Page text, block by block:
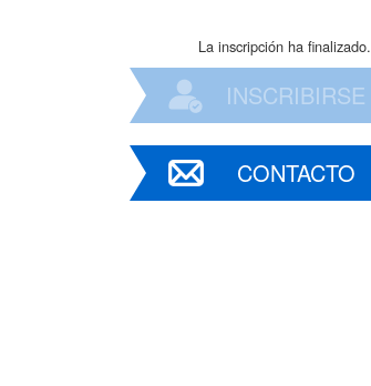
La inscripción ha finalizado.
INSCRIBIRSE
CONTACTO